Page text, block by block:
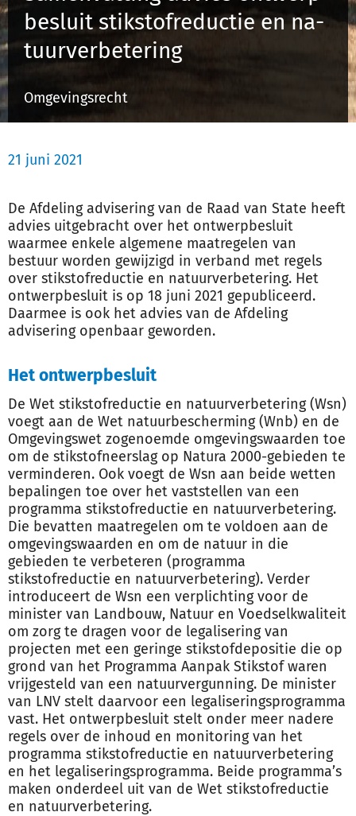
Inloggen
be­sluit stik­stof­re­duc­tie en na­
tuur­ver­be­te­ring
Omgevingsrecht
21 juni 2021
De Afdeling advisering van de Raad van State heeft
advies uitgebracht over het ontwerpbesluit
waarmee enkele algemene maatregelen van
bestuur worden gewijzigd in verband met regels
over stikstofreductie en natuurverbetering. Het
ontwerpbesluit is op 18 juni 2021 gepubliceerd.
Daarmee is ook het advies van de Afdeling
advisering openbaar geworden.
Het ontwerpbesluit
De Wet stikstofreductie en natuurverbetering (Wsn)
voegt aan de Wet natuurbescherming (Wnb) en de
Omgevingswet zogenoemde omgevingswaarden toe
om de stikstofneerslag op Natura 2000-gebieden te
verminderen. Ook voegt de Wsn aan beide wetten
bepalingen toe over het vaststellen van een
programma stikstofreductie en natuurverbetering.
Die bevatten maatregelen om te voldoen aan de
omgevingswaarden en om de natuur in die
gebieden te verbeteren (programma
stikstofreductie en natuurverbetering). Verder
introduceert de Wsn een verplichting voor de
minister van Landbouw, Natuur en Voedselkwaliteit
om zorg te dragen voor de legalisering van
projecten met een geringe stikstofdepositie die op
grond van het Programma Aanpak Stikstof waren
vrijgesteld van een natuurvergunning. De minister
van LNV stelt daarvoor een legaliseringsprogramma
vast. Het ontwerpbesluit stelt onder meer nadere
regels over de inhoud en monitoring van het
programma stikstofreductie en natuurverbetering
en het legaliseringsprogramma. Beide programma’s
maken onderdeel uit van de Wet stikstofreductie
en natuurverbetering.